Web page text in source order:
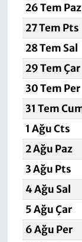
26 Tem Paz
27 Tem Pts
28 Tem Sal
29 Tem Çar
30 Tem Per
31 Tem
1 Ağu Cts
2 Ağu Paz
3 Ağu Pts
4 Ağu Sal
5 Ağu Çar
6 Ağu Per